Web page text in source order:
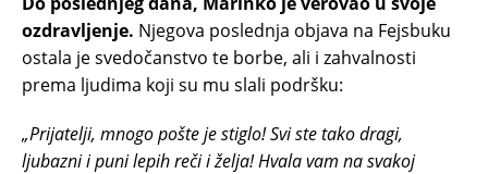
ozdravljenje. Njegova poslednja objava na Fejsbuku
ostala je svedočanstvo te borbe, ali i zahvalnosti
prema ljudima koji su mu slali podršku:
„Prijatelji, mnogo pošte je stiglo! Svi ste tako dragi,
ljubazni i puni lepih reči i želja! Hvala vam na svakoj